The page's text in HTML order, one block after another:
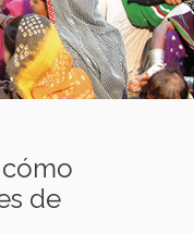
de